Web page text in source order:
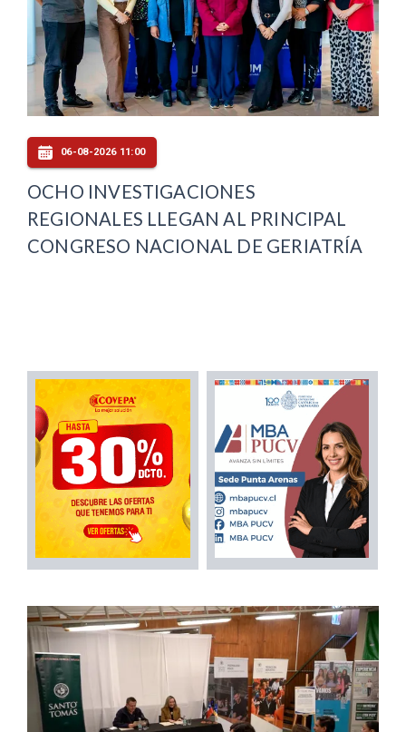
06-08-2026 11:00
OCHO INVESTIGACIONES
REGIONALES LLEGAN AL PRINCIPAL
CONGRESO NACIONAL DE GERIATRÍA